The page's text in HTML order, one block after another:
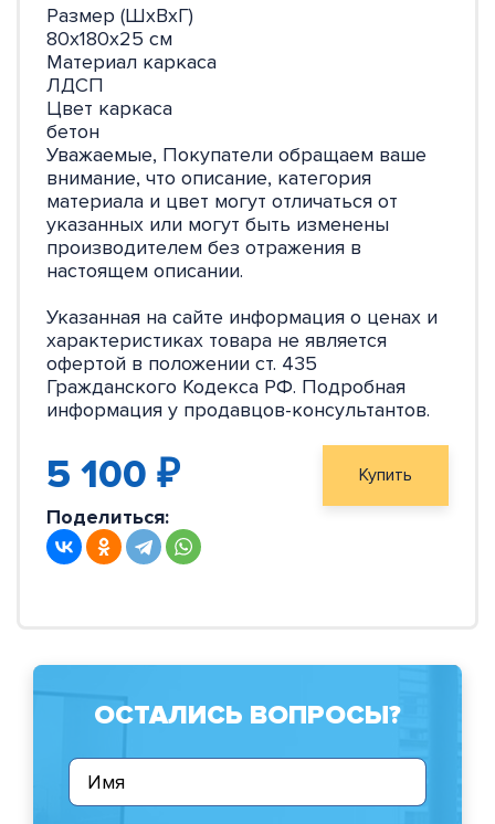
Размер (ШхВхГ)
80х180х25 см
Материал каркаса
ЛДСП
Цвет каркаса
бетон
Уважаемые, Покупатели обращаем ваше
внимание, что описание, категория
материала и цвет могут отличаться от
указанных или могут быть изменены
производителем без отражения в
настоящем описании.
Указанная на сайте информация о ценах и
характеристиках товара не является
офертой в положении ст. 435
Гражданского Кодекса РФ. Подробная
информация у продавцов-консультантов.
5 100 ₽ Купить
Поделиться:
ОСТАЛИСЬ ВОПРОСЫ?